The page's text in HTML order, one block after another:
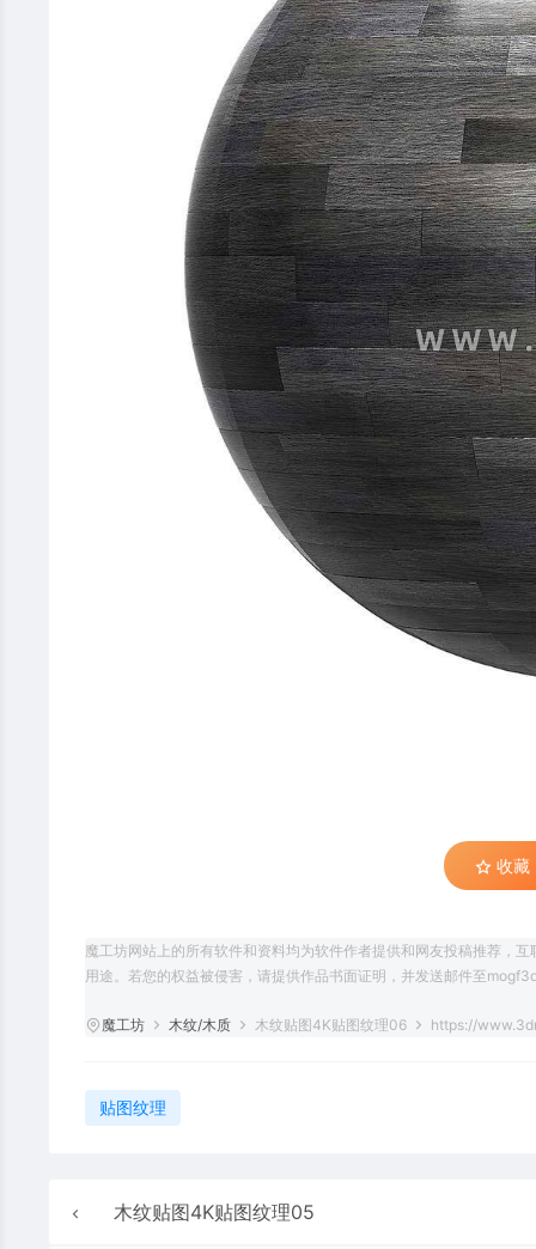
收藏
魔工坊网站上的所有软件和资料均为软件作者提供和网友投稿推荐，
用途。若您的权益被侵害，请提供作品书面证明，并发送邮件至
魔工坊 木纹/木质 木纹贴图4K贴图纹理06 https://
贴图纹理
木纹贴图4K贴图纹理05